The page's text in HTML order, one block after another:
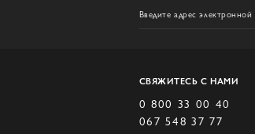
СВЯЖИТЕСЬ С НАМИ
0 800 33 00 40
067 548 37 77